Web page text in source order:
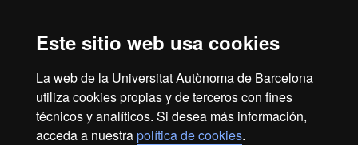
Este sitio web usa cookies
La web de la Universitat Autònoma de Barcelona
utiliza cookies propias y de terceros con fines
técnicos y analíticos. Si desea más información,
acceda a nuestrapolítica de cookies.
Visita la UAB